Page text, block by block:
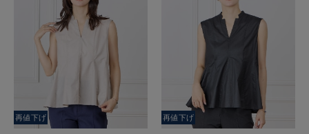
再値下げ 再値下げ